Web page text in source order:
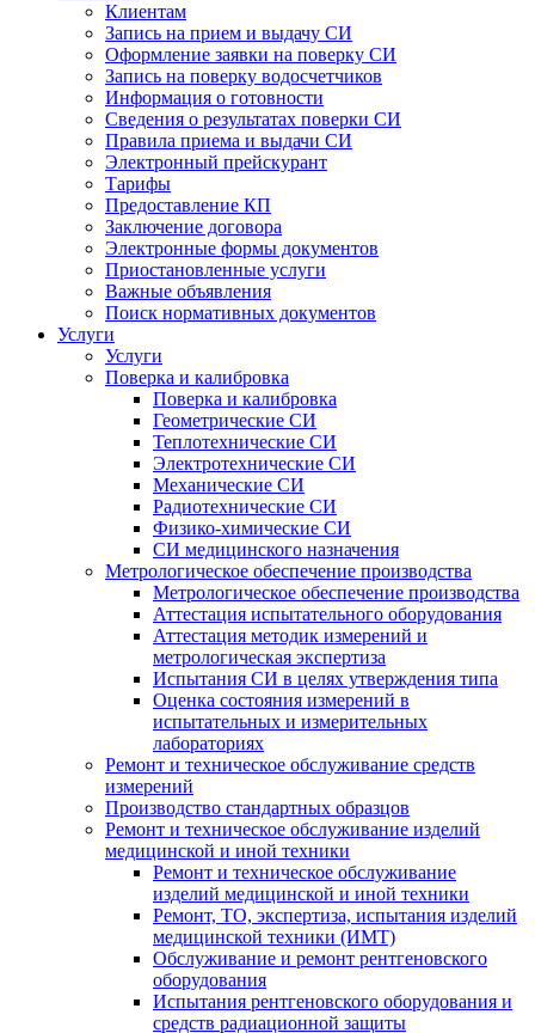
Клиентам
Запись на прием и выдачу СИ
Оформление заявки на поверку СИ
Запись на поверку водосчетчиков
Информация о готовности
Сведения о результатах поверки СИ
Правила приема и выдачи СИ
Электронный прейскурант
Тарифы
Предоставление КП
Заключение договора
Электронные формы документов
Приостановленные услуги
Важные объявления
Поиск нормативных документов
Услуги
Услуги
Поверка и калибровка
Поверка и калибровка
Геометрические СИ
Теплотехнические СИ
Электротехнические СИ
Механические СИ
Радиотехнические СИ
Физико-химические СИ
СИ медицинского назначения
Метрологическое обеспечение производства
Метрологическое обеспечение производства
Аттестация испытательного оборудования
Аттестация методик измерений и
метрологическая экспертиза
Испытания СИ в целях утверждения типа
Оценка состояния измерений в
испытательных и измерительных
лабораториях
Ремонт и техническое обслуживание средств
измерений
Производство стандартных образцов
Ремонт и техническое обслуживание изделий
медицинской и иной техники
Ремонт и техническое обслуживание
изделий медицинской и иной техники
Ремонт, ТО, экспертиза, испытания изделий
медицинской техники (ИМТ)
Обслуживание и ремонт рентгеновского
оборудования
Испытания рентгеновского оборудования и
средств радиационной защиты